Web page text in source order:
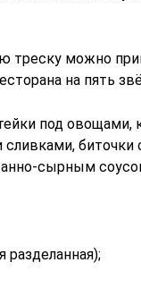
можно
на пять
под
сливками,
сырным
разделанная);